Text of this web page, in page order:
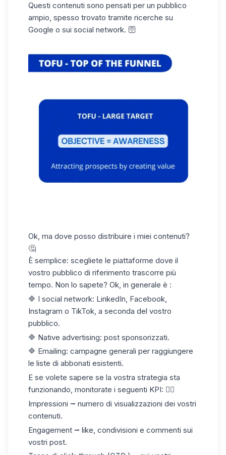
Questi contenuti sono pensati per un pubblico
ampio, spesso trovato tramite ricerche su
Google o sui social network. 🛜
Ok, ma dove posso distribuire i miei contenuti?
🤔
È semplice: scegliete le piattaforme dove il
vostro pubblico di riferimento trascorre più
tempo. Non lo sapete? Ok, in generale è :
🔷 I social network: LinkedIn, Facebook,
Instagram o TikTok, a seconda del vostro
pubblico.
🔷 Native advertising: post sponsorizzati.
🔷 Emailing: campagne generali per raggiungere
le liste di abbonati esistenti.
E se volete sapere se la vostra strategia sta
funzionando, monitorate i seguenti KPI: 👇🏼
Impressioni ⭢ numero di visualizzazioni dei vostri
contenuti.
Engagement ⭢ like, condivisioni e commenti sui
vostri post.